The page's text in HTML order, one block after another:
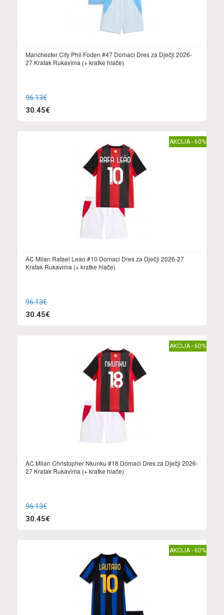
Manchester City Phil Foden #47 Domaci Dres za Dječji 2026-
27 Kratak Rukavima (+ kratke hlače)
96.13€
30.45€
AKCIJA - 60%
AC Milan Rafael Leao #10 Domaci Dres za Dječji 2026-27
Kratak Rukavima (+ kratke hlače)
96.13€
30.45€
AKCIJA - 60%
AC Milan Christopher Nkunku #18 Domaci Dres za Dječji 2026-
27 Kratak Rukavima (+ kratke hlače)
96.13€
30.45€
AKCIJA - 60%